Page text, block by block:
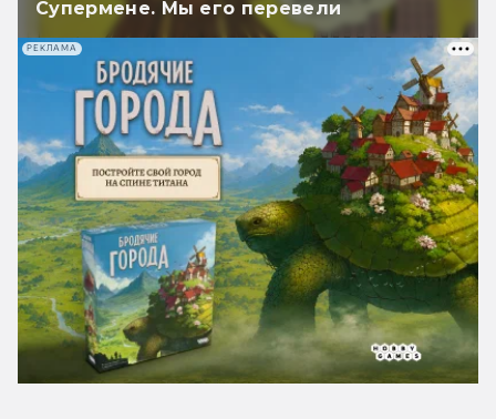
Супермене. Мы его перевели
РЕКЛАМА